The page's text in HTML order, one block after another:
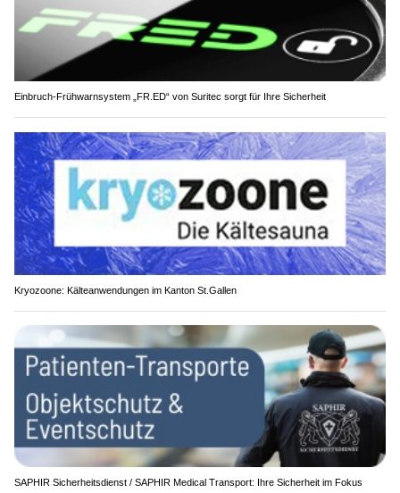
Einbruch-Frühwarnsystem „FR.ED“ von Suritec sorgt für Ihre Sicherheit
Kryozoone: Kälteanwendungen im Kanton St.Gallen
SAPHIR Sicherheitsdienst / SAPHIR Medical Transport: Ihre Sicherheit im Fokus